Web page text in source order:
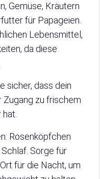
Gemüse, Kräutern
für Papageien.
Lebensmittel,
da diese
sicher, dass dein
zu frischem
Rosenköpfchen
Sorge für
für die Nacht, um